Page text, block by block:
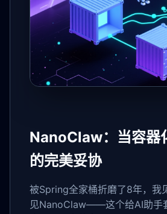
NanoClaw：当容器
的完美妥协
被Spring全家桶折磨了8年，我
见NanoClaw——这个给AI助手